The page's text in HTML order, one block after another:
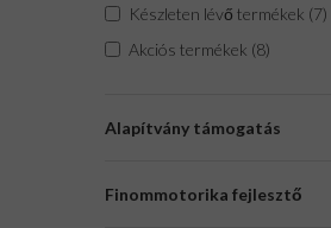
Készleten lévő termékek (7)
Akciós termékek (8)
Alapítvány támogatás
Finommotorika fejlesztő